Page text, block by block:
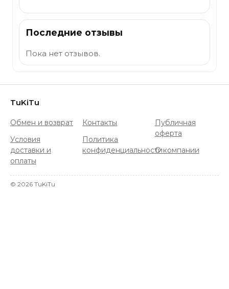
Последние отзывы
Пока нет отзывов.
TuKiTu
Обмен и возврат
Условия
доставки и
оплаты
Контакты
Политика
конфиденциальности
Публичная
оферта
О компании
© 2026 TuKiTu